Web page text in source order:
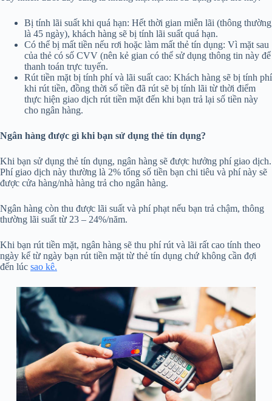
Bị tính lãi suất khi quá hạn: Hết thời gian miễn lãi (thông thường
là 45 ngày), khách hàng sẽ bị tính lãi suất quá hạn.
Có thể bị mất tiền nếu rơi hoặc làm mất thẻ tín dụng: Vì mặt sau
của thẻ có số CVV (nên kẻ gian có thể sử dụng thông tin này để
thanh toán trực tuyến.
Rút tiền mặt bị tính phí và lãi suất cao: Khách hàng sẽ bị tính phí
khi rút tiền, đồng thời số tiền đã rút sẽ bị tính lãi từ thời điểm
thực hiện giao dịch rút tiền mặt đến khi bạn trả lại số tiền này
cho ngân hàng.
Ngân hàng được gì khi bạn sử dụng thẻ tín dụng?
Khi bạn sử dụng thẻ tín dụng, ngân hàng sẽ được hưởng phí giao dịch.
Phí giao dịch này thường là 2% tổng số tiền bạn chi tiêu và phí này sẽ
được cửa hàng/nhà hàng trả cho ngân hàng.
Ngân hàng còn thu được lãi suất và phí phạt nếu bạn trả chậm, thông
thường lãi suất từ 23 – 24%/năm.
Khi bạn rút tiền mặt, ngân hàng sẽ thu phí rút và lãi rất cao tính theo
ngày kể từ ngày bạn rút tiền mặt từ thẻ tín dụng chứ không cần đợi
đến lúc sao kê.